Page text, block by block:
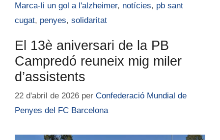
Marca-li un gol a l'alzheimer, notícies, pb sant
cugat, penyes, solidaritat
El 13è aniversari de la PB
Campredó reuneix mig miler
d’assistents
22 d'abril de 2026 per Confederació Mundial de
Penyes del FC Barcelona